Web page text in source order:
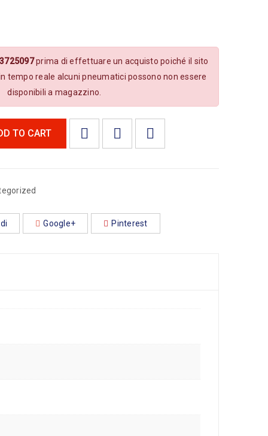
prima di effettuare un acquisto poiché il sito
tempo reale alcuni pneumatici possono non essere
disponibili a magazzino.
TO CART
Google+ Pinterest